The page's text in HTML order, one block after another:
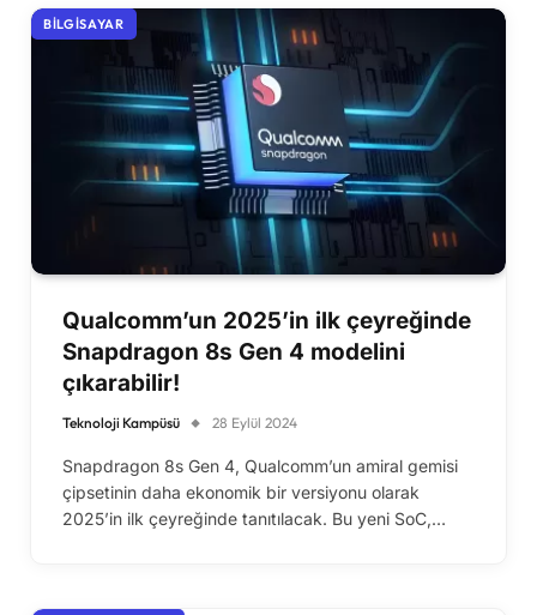
BILGISAYAR
Qualcomm’un 2025’in ilk çeyreğinde
Snapdragon 8s Gen 4 modelini
çıkarabilir!
Teknoloji Kampüsü 28 Eylül 2024
Snapdragon 8s Gen 4, Qualcomm’un amiral gemisi
çipsetinin daha ekonomik bir versiyonu olarak
2025’in ilk çeyreğinde tanıtılacak. Bu yeni SoC,…